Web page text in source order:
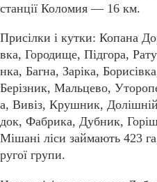
станції Коломия — 16 км.
Присілки і кутки: Копана
вка, Городище, Підгора,
нка, Багна, Заріка,
Берізник, Мальцево,
а, Вивіз, Крушник,
док, Фабрика, Дубник,
Мішані ліси займають 423
ругої групи.